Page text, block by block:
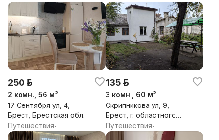
250 р.
2 комн., 56 м²
17 Сентября ул, 4,
Брест, Брестская обл.
Путешествия•
135 р.
3 комн., 60 м²
Скрипникова ул, 9,
Брест, г. областного
подчинения Брест,
Брестская обл.
Путешествия•